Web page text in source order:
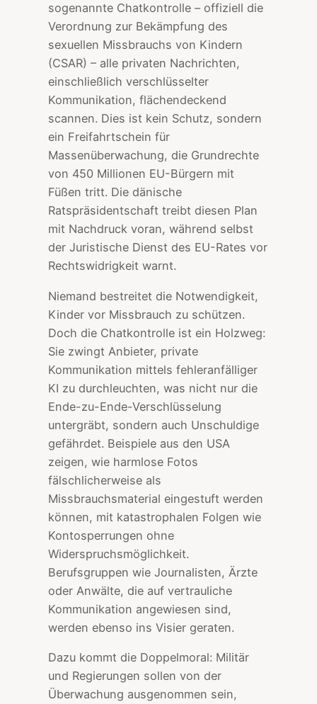
sogenannte Chatkontrolle – offiziell die
Verordnung zur Bekämpfung des
sexuellen Missbrauchs von Kindern
(CSAR) – alle privaten Nachrichten,
einschließlich verschlüsselter
Kommunikation, flächendeckend
scannen. Dies ist kein Schutz, sondern
ein Freifahrtschein für
Massenüberwachung, die Grundrechte
von 450 Millionen EU-Bürgern mit
Füßen tritt. Die dänische
Ratspräsidentschaft treibt diesen Plan
mit Nachdruck voran, während selbst
der Juristische Dienst des EU-Rates vor
Rechtswidrigkeit warnt.
Niemand bestreitet die Notwendigkeit,
Kinder vor Missbrauch zu schützen.
Doch die Chatkontrolle ist ein Holzweg:
Sie zwingt Anbieter, private
Kommunikation mittels fehleranfälliger
KI zu durchleuchten, was nicht nur die
Ende-zu-Ende-Verschlüsselung
untergräbt, sondern auch Unschuldige
gefährdet. Beispiele aus den USA
zeigen, wie harmlose Fotos
fälschlicherweise als
Missbrauchsmaterial eingestuft werden
können, mit katastrophalen Folgen wie
Kontosperrungen ohne
Widerspruchsmöglichkeit.
Berufsgruppen wie Journalisten, Ärzte
oder Anwälte, die auf vertrauliche
Kommunikation angewiesen sind,
werden ebenso ins Visier geraten.
Dazu kommt die Doppelmoral: Militär
und Regierungen sollen von der
Überwachung ausgenommen sein,